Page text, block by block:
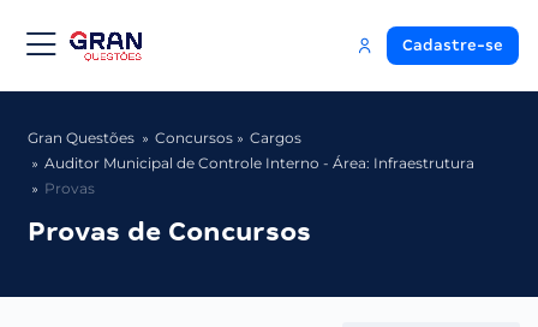
Cadastre-se
Gran Questões Concursos
Cargos
Auditor Municipal de Controle Interno - Área: Infraestrutura
Provas
Provas de Concursos